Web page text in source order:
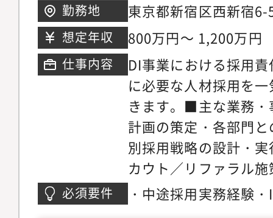
勤務地
東京都新宿区西新宿
ワー41階
想定年収 800万円～ 1,200万円
仕事内容
DI事業における採用
に必要な人材採用を
きます。■主な業務
計画の策定・各部門
別採用戦略の設計・
カウト／リファラル
成・選考フロー設計
必須要件
・中途採用実務経験